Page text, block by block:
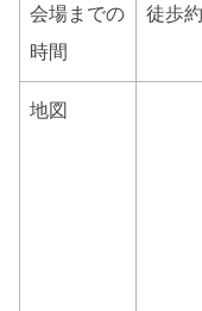
会場までの
時間
徒歩
地図